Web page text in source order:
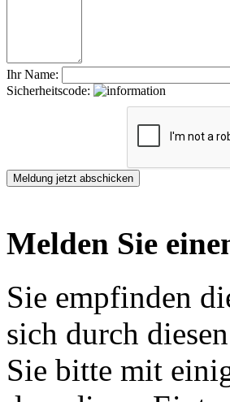
Ihr Name:
Sicherheitscode:
Melden Sie
Sie empfinden
sich durch
Sie bitte mit